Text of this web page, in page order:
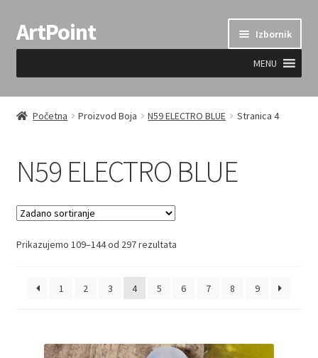
Preskoči
na
Skoči
do
ArtPoint Izbornik
MENU
Uvjeti prodaje
Početna Proizvod Boja N59 ELECTRO BLUE Stranica 4
N59 ELECTRO BLUE
Prikazujemo 109–144 od 297 rezultata
1 2 3 4 5 6 7 8 9